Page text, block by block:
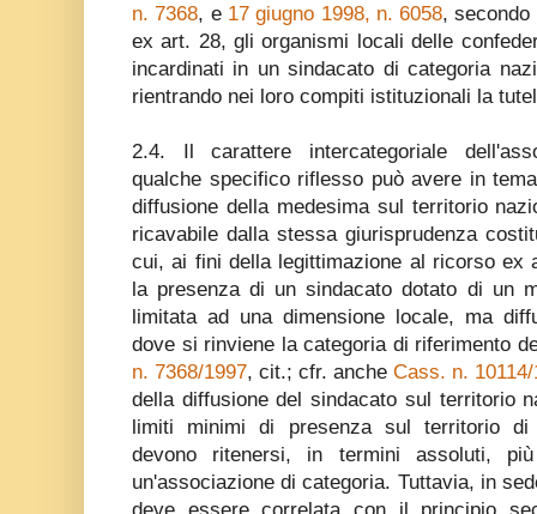
n. 7368, e 17 giugno 1998, n. 6058,
ex art. 28, gli organismi locali delle
incardinati in un sindacato di categoria
rientrando nei loro compiti istituzionali la
2.4. Il carattere intercategoriale
qualche specifico riflesso può avere in
diffusione della medesima sul territorio
ricavabile dalla stessa giurisprudenza
cui, ai fini della legittimazione al ricorso ex
la presenza di un sindacato dotato di un
limitata ad una dimensione locale, ma
dove si rinviene la categoria di riferimento
n. 7368/1997, cit.; cfr. anche Cass. n. 10114/
della diffusione del sindacato sul territorio
limiti minimi di presenza sul territorio di
devono ritenersi, in termini assoluti,
un'associazione di categoria. Tuttavia, in